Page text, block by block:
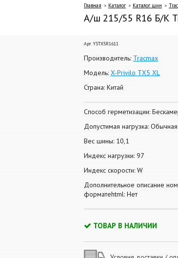
Главная Каталог Каталог шин
А/ш 215/55 R16 Б/К
Арт. YSTX5R1611
Производитель: Tracmax
Модель: X-Privilo TX5 XL
Страна: Китай
Способ герметизации:
Допустимая нагрузка: Обычная
Вес шины: 10,1
Индекс нагрузки: 97
Индекс скорости: W
Дополнительное описание
форматеhtml: Нет
ТОВАР В НАЛИЧИИ